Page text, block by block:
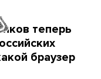
теперь
браузер